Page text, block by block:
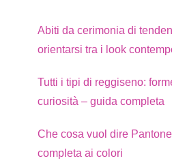
Abiti da cerimonia di
orientarsi tra i look
Tutti i tipi di reggiseno:
curiosità – guida completa
Che cosa vuol dire
completa ai colori